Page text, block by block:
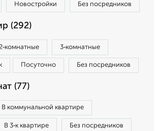
Новостройки Без посредников
(292)
3‑комнатные
Посуточно Без посредников
(77)
В коммунальной квартире
В 3‑к квартире Без посредников